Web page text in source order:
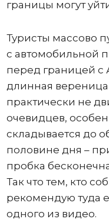
границы могут
Туристы массово
с автомобильной
перед границей с
длинная
практически не
очевидцев,
складывается до
половине дня –
пробка
Так что тем, кто
рекомендую туда
одного из видео.